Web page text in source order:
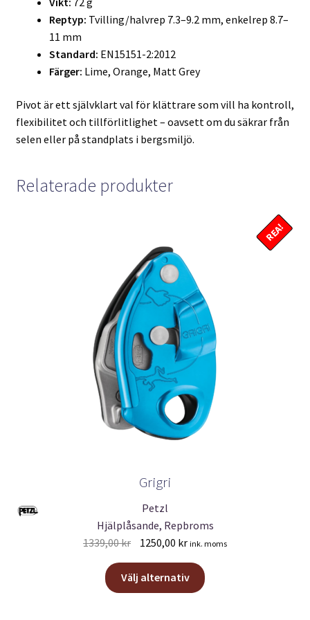
Reptyp: Tvilling/halvrep 7.3–9.2 mm, enkelrep 8.7–
11 mm
Standard: EN15151-2:2012
Färger: Lime, Orange, Matt Grey
Pivot är ett självklart val för klättrare som vill ha kontroll,
flexibilitet och tillförlitlighet – oavsett om du säkrar från
selen eller på standplats i bergsmiljö.
Relaterade produkter
Grigri
Petzl
Hjälplåsande, Repbroms
REA!
1339,00kr
Det
priset
var:
1250,00 krDet
priset
är:
ink. moms
Välj alternativ
Den
här